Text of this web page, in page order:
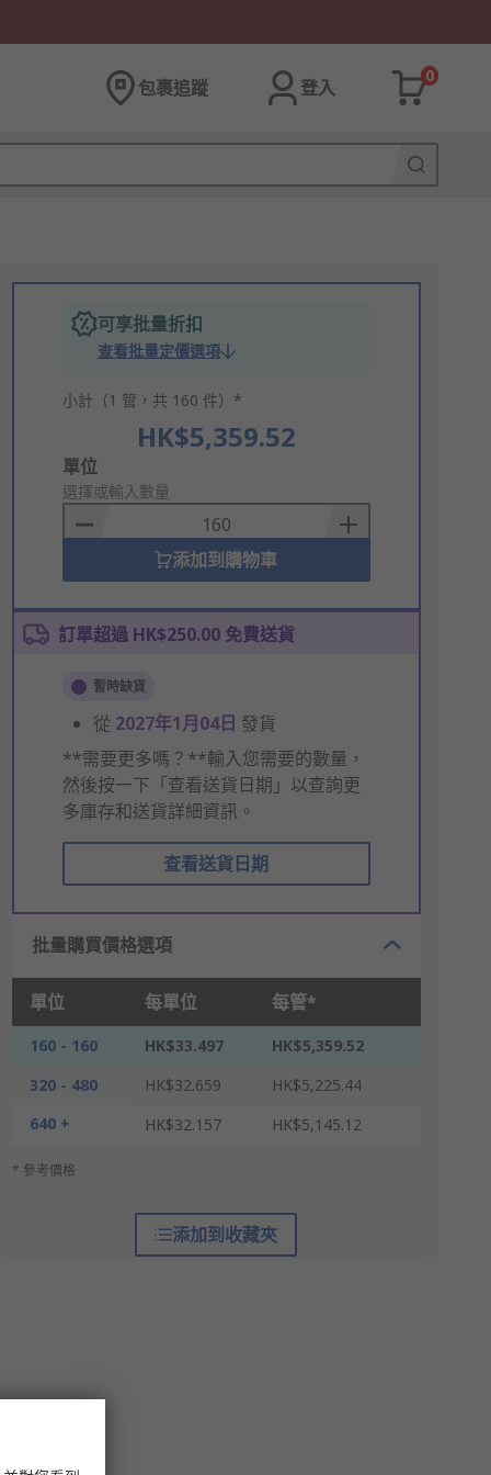
包裹追蹤 登入
0
可享批量折扣
查看批量定價選項
小計（1 管，共 160 件）*
HK$5,359.52
Add
to
Basket
單位
選擇或輸入數量
添加到購物車
訂單超過 HK$250.00 免費送貨
暫時缺貨
從 2027年1月04日 發貨
**需要更多嗎？**輸入您需要的數量，
然後按一下「查看送貨日期」以查詢更
多庫存和送貨詳細資訊。
查看送貨日期
批量購買價格選項
單位 每單位 每管*
160 - 160 HK$33.497
HK$5,359.52
320 - 480
HK$32.659
HK$5,225.44
640 +
HK$32.157 HK$5,145.12
* 參考價格
添加到收藏夾